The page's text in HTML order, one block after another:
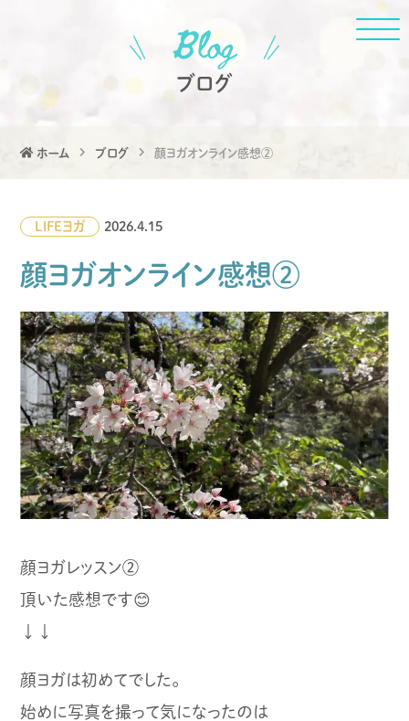
ブログ
ホーム ブログ 顔ヨガオンライン感想②
LIFEヨガ 2026.4.15
顔ヨガオンライン感想②
顔ヨガレッスン②
頂いた感想です😊
↓↓
顔ヨガは初めてでした。
始めに写真を撮って気になったのは